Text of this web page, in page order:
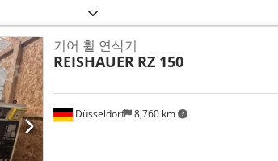
Düsseldorf 8,760 km
기어 휠 연삭기
REISHAUER RZ 150